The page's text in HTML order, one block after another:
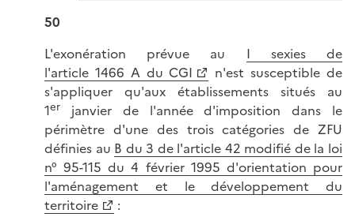
50
L'exonération prévue au I sexies de
l'article 1466 A du CGI
n'est susceptible de
s'appliquer qu'aux établissements situés au
1er janvier de l'année d'imposition dans le
périmètre d'une des trois catégories de ZFU
définies au B du 3 de l'article 42 modifié de la loi
n° 95-115 du 4 février 1995 d'orientation pour
l'aménagement et le développement du
territoire
: